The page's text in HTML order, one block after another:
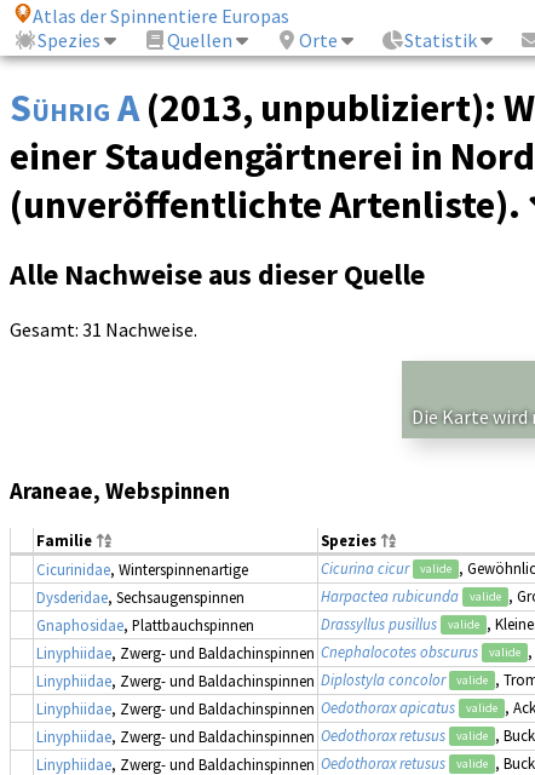
Atlas der Spinnentiere Europas
Spezies
Quellen Orte Statistik
Sührig A(2013, unpubliziert):
einer Staudengärtnerei in
(unveröffentlichte Artenliste).
Alle Nachweise aus dieser Quelle
Gesamt: 31 Nachweise.
Die Karte wird
Araneae, Webspinnen
Familie Spezies
Cicurinidae, Winterspinnenartige Cicurina cicur valide ,
Dysderidae, Sechsaugenspinnen Harpactea rubicunda valide ,
Gnaphosidae, Plattbauchspinnen Drassyllus pusillus valide ,
Linyphiidae, Zwerg- und Baldachinspinnen Cnephalocotes obscurus valide
Linyphiidae, Zwerg- und Baldachinspinnen Diplostyla concolor valide ,
Linyphiidae, Zwerg- und Baldachinspinnen Oedothorax apicatus valide ,
Linyphiidae, Zwerg- und Baldachinspinnen Oedothorax retusus valide ,
Linyphiidae, Zwerg- und Baldachinspinnen Oedothorax retusus valide ,